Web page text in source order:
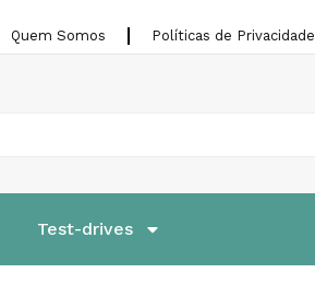
Quem Somos Políticas de Privacidade
Test-drives